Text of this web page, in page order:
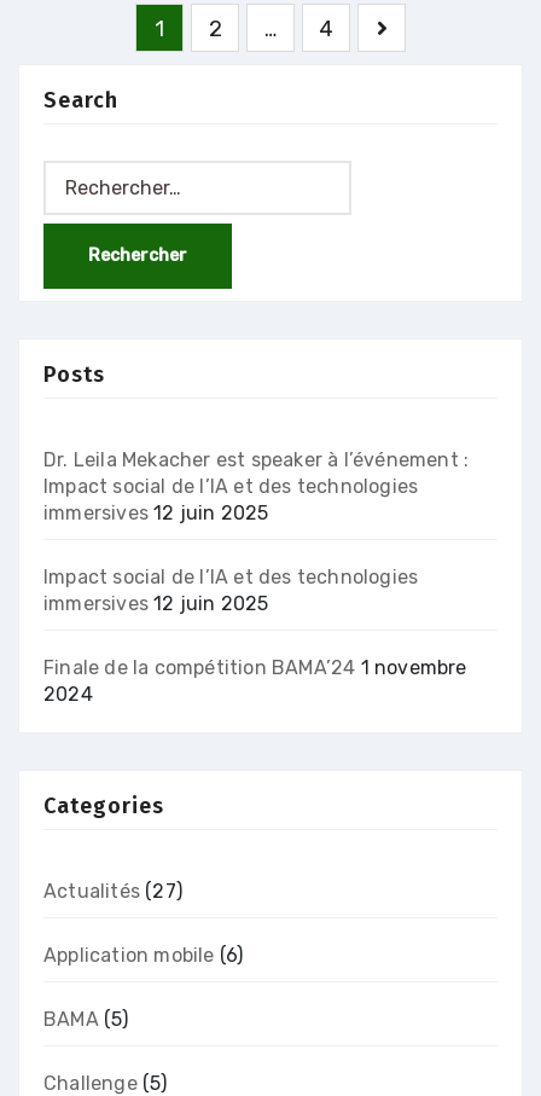
Pagination
des
1 2 … 4
Search
Rechercher :
Posts
Dr. Leila Mekacher est speaker à l’événement :
Impact social de l’IA et des technologies
immersives 12 juin 2025
Impact social de l’IA et des technologies
immersives 12 juin 2025
Finale de la compétition BAMA’24 1 novembre
2024
Categories
Actualités (27)
Application mobile (6)
BAMA(5)
Challenge(5)